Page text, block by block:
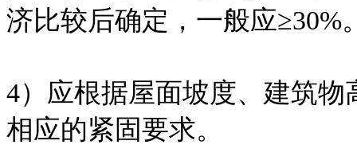
济比较后确定，一般应≥30%
4）应根据屋面坡度、建筑
相应的紧固要求。